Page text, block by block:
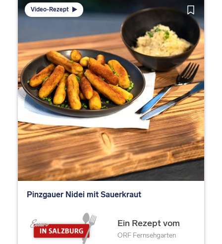
Video-Rezept
Pinzgauer Nidei mit Sauerkraut
Ein Rezept vom
ORF Fernsehgarten